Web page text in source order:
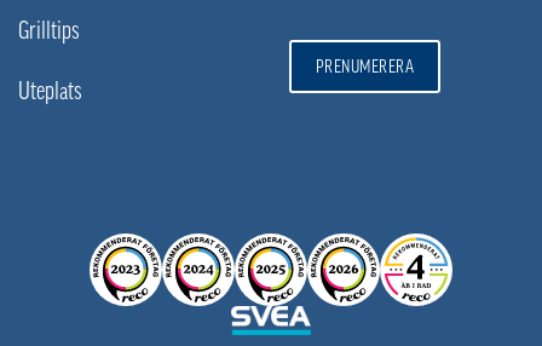
Grilltips
Uteplats
PRENUMERERA